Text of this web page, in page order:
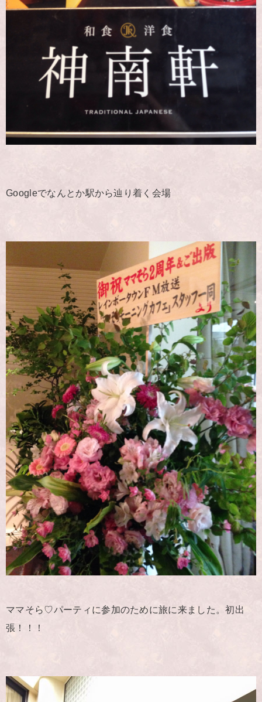
Googleでなんとか駅から辿り着く会場
ママそら♡パーティに参加のために旅に来ました。初出
張！！！